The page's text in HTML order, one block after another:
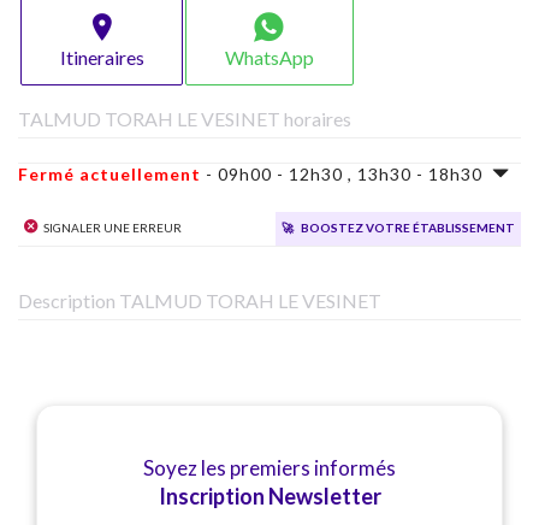
Itineraires WhatsApp
TALMUD TORAH LE VESINET horaires
Fermé actuellement - 09h00 - 12h30 , 13h30 - 18h30
Signaler une erreur 🚀 Boostez votre établissement
Description TALMUD TORAH LE VESINET
Soyez les premiers informés
Inscription Newsletter